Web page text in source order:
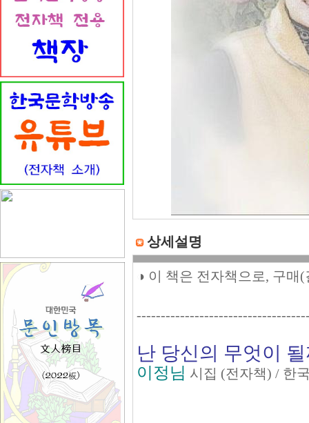
상세설명
◑ 이 책은 전자책으로, 구매
난 당신의 무엇이
이정님 시집 (전자책) / 한